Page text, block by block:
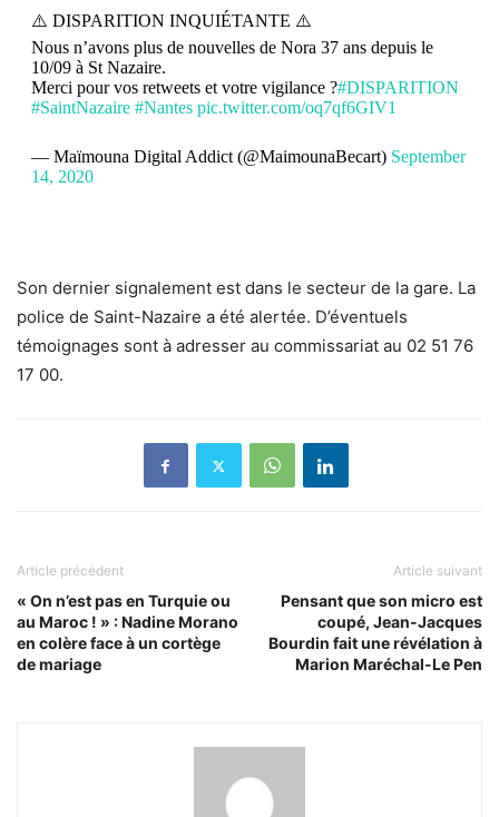
⚠️ DISPARITION INQUIÉTANTE ⚠️
Nous n’avons plus de nouvelles de Nora 37 ans depuis le
10/09 à St Nazaire.
Merci pour vos retweets et votre vigilance ?#DISPARITION
#SaintNazaire #Nantes pic.twitter.com/oq7qf6GIV1
— Maïmouna Digital Addict (@MaimounaBecart) September
14, 2020
Son dernier signalement est dans le secteur de la gare. La
police de Saint-Nazaire a été alertée. D’éventuels
témoignages sont à adresser au commissariat au 02 51 76
17 00.
Article précédent
« On n’est pas en Turquie ou
au Maroc ! » : Nadine Morano
en colère face à un cortège
de mariage
Article suivant
Pensant que son micro est
coupé, Jean-Jacques
Bourdin fait une révélation à
Marion Maréchal-Le Pen